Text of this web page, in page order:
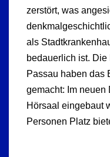
zerstört, was
als
bedauerlich ist.
Passau haben das
gemacht: Im neuen
Hörsaal eingebaut
Personen Platz